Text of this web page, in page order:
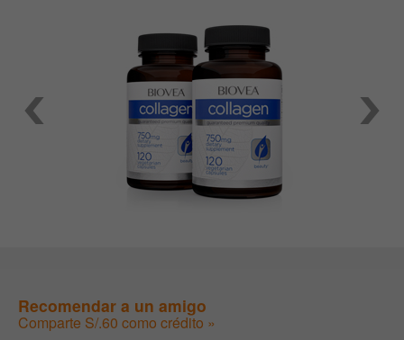
Recomendar a un amigo
Comparte S/.60 como crédito »